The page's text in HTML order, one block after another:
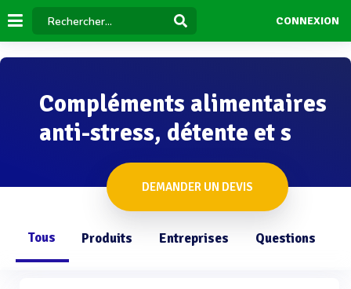
CONNEXION
Compléments alimentaires
anti-stress, détente et s
DEMANDER UN DEVIS
Tous Produits Entreprises Questions